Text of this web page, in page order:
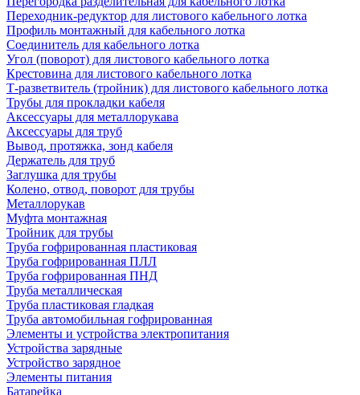
Переходник-редуктор для листового кабельного лотка
Профиль монтажный для кабельного лотка
Соединитель для кабельного лотка
Угол (поворот) для листового кабельного лотка
Крестовина для листового кабельного лотка
Т-разветвитель (тройник) для листового кабельного лотка
Трубы для прокладки кабеля
Аксессуары для металлорукава
Аксессуары для труб
Вывод, протяжка, зонд кабеля
Держатель для труб
Заглушка для трубы
Колено, отвод, поворот для трубы
Металлорукав
Муфта монтажная
Тройник для трубы
Труба гофрированная пластиковая
Труба гофрированная ПЛЛ
Труба гофрированная ПНД
Труба металлическая
Труба пластиковая гладкая
Труба автомобильная гофрированная
Элементы и устройства электропитания
Устройства зарядные
Устройство зарядное
Элементы питания
Батарейка